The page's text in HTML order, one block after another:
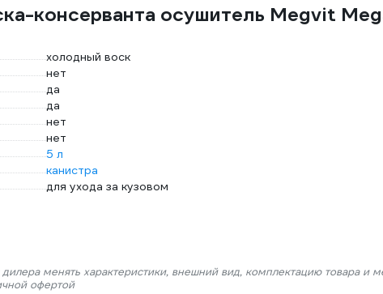
консерванта осушитель Megvit
холодный воск
нет
да
да
нет
нет
5 л
канистра
для ухода за кузовом
менять характеристики, внешний вид, комплектацию товара и
офертой